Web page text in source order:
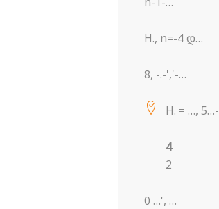
H., n=-4 დ…
8, -.-','-…
H. = …, 5…-
4
2
0 …', …